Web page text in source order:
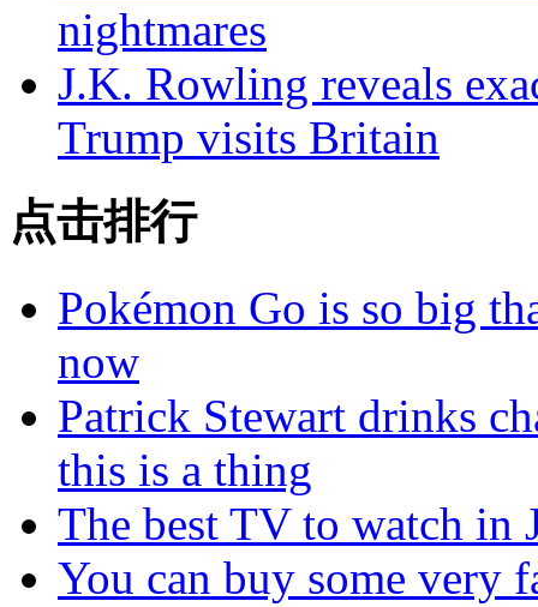
nightmares
J.K. Rowling reveals
Trump visits Britain
点击排行
Pokémon Go is so big
now
Patrick Stewart drinks
this is a thing
The best TV to watch in
You can buy some very